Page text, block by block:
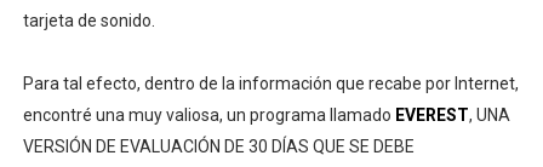
tarjeta de sonido.
Para tal efecto, dentro de la información que recabe por Internet,
encontré una muy valiosa, un programa llamado EVEREST, UNA
VERSIÓN DE EVALUACIÓN DE 30 DÍAS QUE SE DEBE